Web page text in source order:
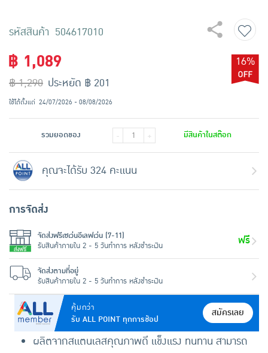
รหัสสินค้า 504617010
คุ้มกว่า
รับ ALL POINT ทุกการช้อป
สมัครเลย
ผลิตจากสแตนเลสคุณภาพดี แข็งแรง ทนทาน สามารถ
฿ 1,089
฿ 1,290
16%
ประหยัด ฿ 201
ใช้ได้ตั้งแต่ 24/07/2026 - 08/08/2026
รวมยอดของ - + มีสินค้าในสต๊อก
คุณจะได้รับ 324 คะแนน
การจัดส่ง
จัดส่งฟรีเซเว่นอีเลฟเว่น (7-11)
รับสินค้าภายใน 2 - 5 วันทำการ หลังชำระเงิน
ฟรี
จัดส่งตามที่อยู่
รับสินค้าภายใน 2 - 5 วันทำการ หลังชำระเงิน